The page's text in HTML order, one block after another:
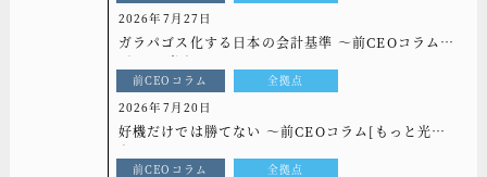
2026年7月27日
ガラパゴス化する日本の会計基準 ～前CEOコラム
[もっと光を]vol.338
前CEOコラム 全拠点
2026年7月20日
好機だけでは勝てない ～前CEOコラム[もっと光
を]vol.337
前CEOコラム 全拠点